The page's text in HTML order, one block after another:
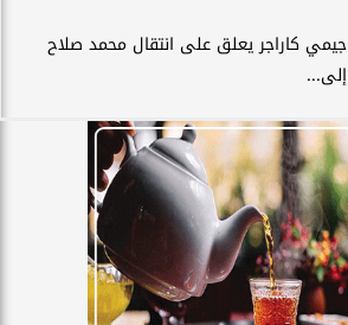
جيمي كاراجر يعلق على انتقال محمد صلاح
إلى...